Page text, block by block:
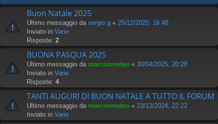
Buon Natale 2025
Ultimo messaggio da sergio.g « 25/12/2025, 16:48
Inviato in Varie
Risposte: 2
BUONA PASQUA 2025
Ultimo messaggio da marconmeteo « 30/04/2025, 20:28
Inviato in Varie
Risposte: 4
TANTI AUGURI DI BUON NATALE A TUTTO IL FORUM
Ultimo messaggio da marconmeteo « 23/12/2024, 22:22
Inviato in Varie